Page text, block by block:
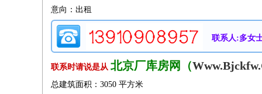
意向：出租
联系人:多女
联系时请说是从 北京厂库房网（
总建筑面积：3050 平方米